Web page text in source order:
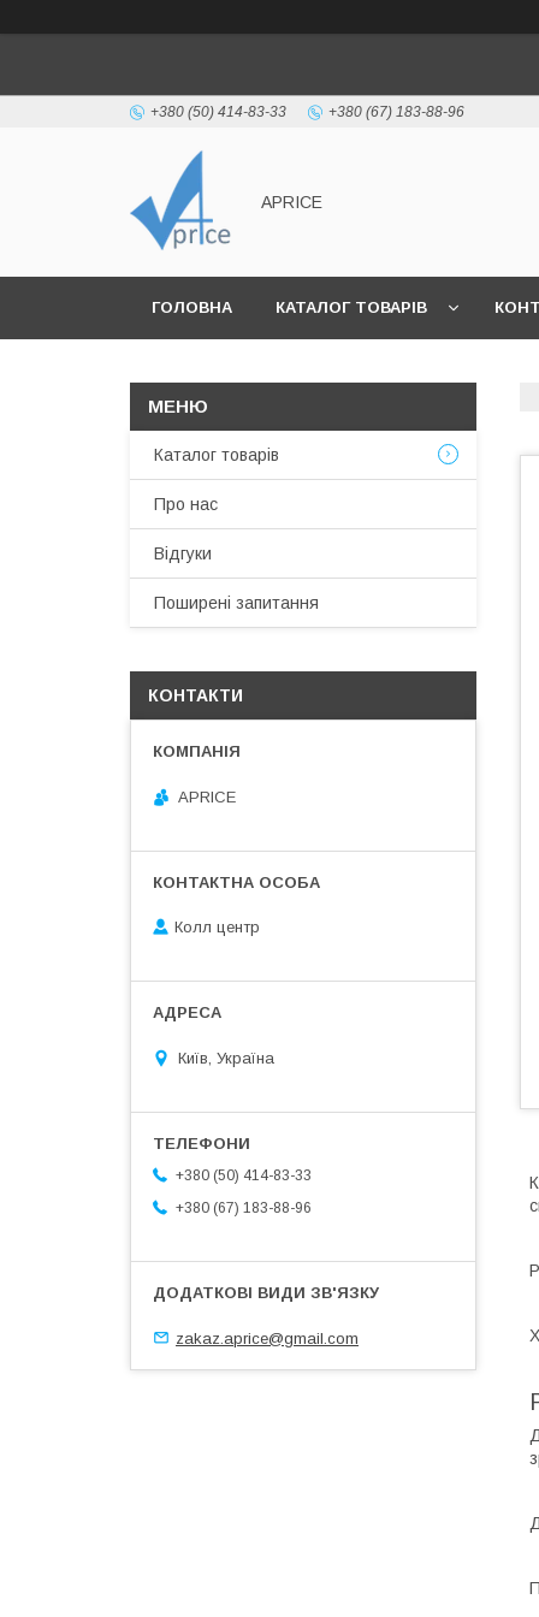
+380 (50) 414-83-33 +380 (67) 183-88-96
APRICE
ГОЛОВНА КАТАЛОГ ТОВАРІВ
Каталог товарів
Про нас
Відгуки
Поширені запитання
КОНТАКТИ
APRICE
Колл центр
Київ, Україна
+380 (50) 414-83-33
+380 (67) 183-88-96
zakaz.aprice@gmail.com